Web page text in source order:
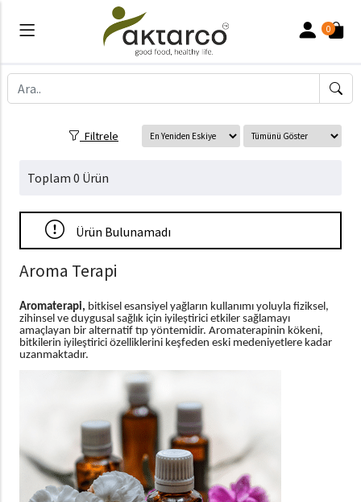
0
Filtrele
Toplam 0 Ürün
Ürün Bulunamadı
Aroma Terapi
Aromaterapi, bitkisel esansiyel yağların kullanımı yoluyla fiziksel,
zihinsel ve duygusal sağlık için iyileştirici etkiler sağlamayı
amaçlayan bir alternatif tıp yöntemidir. Aromaterapinin kökeni,
bitkilerin iyileştirici özelliklerini keşfeden eski medeniyetlere kadar
uzanmaktadır.